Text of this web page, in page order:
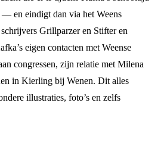
en eindigt dan via het Weens
Grillparzer en Stifter en
eigen contacten met Weense
congressen, zijn relatie met Milena
in Kierling bij Wenen. Dit alles
illustraties, foto’s en zelfs